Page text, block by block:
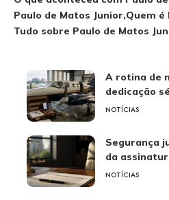
Paulo de Matos Junior Quem é
Tudo sobre Paulo de Matos
A rotina de
dedicação
NOTÍCIAS
Segurança
da
NOTÍCIAS